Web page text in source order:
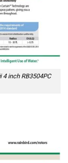
4 inch RB3504PC